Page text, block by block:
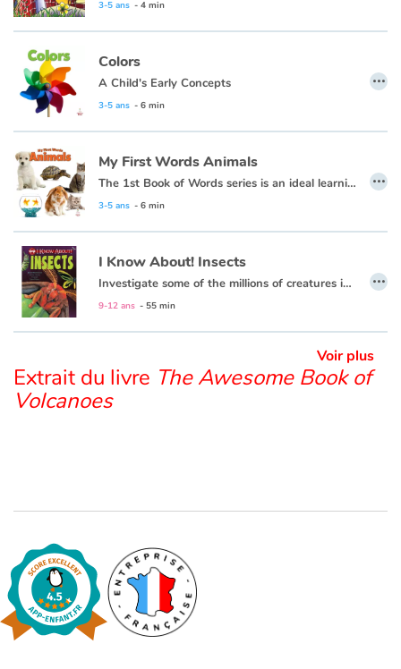
Dyslexie, troubles de la lecture
Nos listes de lecture
Les plus lus
Coups de coeur
3-5 ans - 4 min
Colors
A Child's Early Concepts
3-5 ans - 6 min
…
My First Words Animals
The 1st Book of Words series is an ideal learning tool for budding young minds. Every page is filled with vivid, close-up photos of familiar people, places and things, illustrating simple word concepts that expand vocabulary skills.
3-5 ans - 6 min
…
I Know About! Insects
Investigate some of the millions of creatures in the species of insects!
9-12 ans - 55 min
…
Voir plus
Extrait du livre The Awesome Book of
Volcanoes